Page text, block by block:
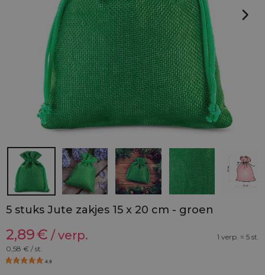
5 stuks Jute zakjes 15 x 20 cm - groen
2,89€ / verp.
1 verp. = 5 st.
0,58 € / st.
4.9